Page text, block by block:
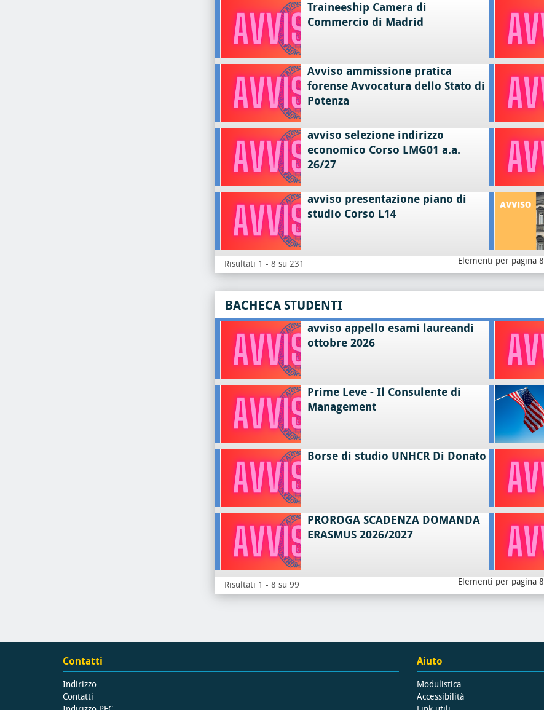
Traineeship Camera di
Commercio di Madrid
Avviso ammissione pratica
forense Avvocatura dello Stato di
Potenza
avviso selezione indirizzo
economico Corso LMG01 a.a.
26/27
avviso presentazione piano di
studio Corso L14
Risultati 1 - 8 su 231 Elementi per pagina 8
BACHECA STUDENTI
avviso appello esami laureandi
ottobre 2026
Prime Leve - Il Consulente di
Management
Borse di studio UNHCR Di Donato
PROROGA SCADENZA DOMANDA
ERASMUS 2026/2027
Risultati 1 - 8 su 99 Elementi per pagina 8
Contatti
Indirizzo
Contatti
Aiuto
Modulistica
Accessibilità